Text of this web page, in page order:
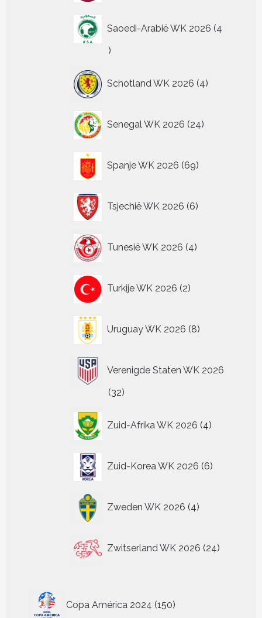
Saoedi-Arabië WK 2026 4
4
Schotland WK 2026 4
producten
Senegal WK 2026 24
producten
Spanje WK 2026 69
producten
Tsjechië WK 2026 6
producten
Tunesië WK 2026 4
producten
Turkije WK 2026 2
producten
Uruguay WK 2026 8
producten
Verenigde Staten WK 2026
3232
Zuid-Afrika WK 2026 4
producten
Zuid-Korea WK 2026 6
producten
Zweden WK 2026 4
producten
Zwitserland WK 2026 24
producten
Copa América 2024 150
producten